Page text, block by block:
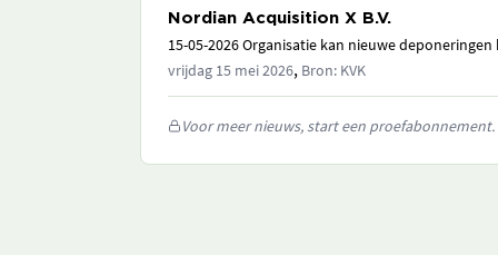
Nordian Acquisition X B.V.
15-05-2026 Organisatie kan nieuwe
vrijdag 15 mei 2026, Bron: KVK
Voor meer nieuws, start een proefabonnement.